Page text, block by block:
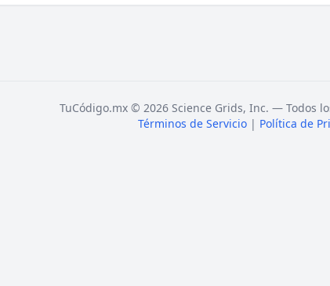
TuCódigo.mx © 2026 Science Grids, Inc. — Todos
Términos de Servicio | Política de